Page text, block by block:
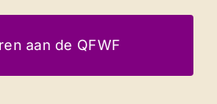
aan de QFWF